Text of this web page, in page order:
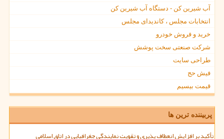
آب شیرین کن - دستگاه آب شیرین کن
انتخابات مجلس ، کاندیدای مجلس
خرید و فروش خودرو
شرکت صنعتی سخت پوشش
طراحی سایت
فیش حج
قیمت بیسیم
پربیننده ترین ها
تأکید بر افزایش انعطاف پذیری و تقویت نمایندگی جغرافیایی در اتاق اسلامی